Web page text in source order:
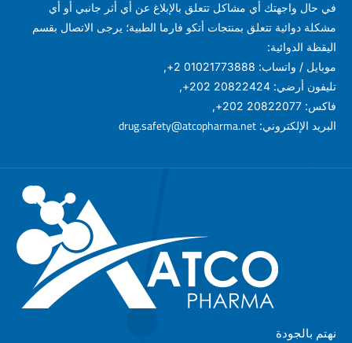
في حال واجهتك أي مشاكل تتعلق بالإبلاغ عن أي أثر جانبي أو أي
مشكلة دوائية تتعلق بمنتجات أتكو فارما الطبية؛ يرجى الاتصال بقسم
اليقظة الدوائية:
موبايل / واتساب: 01021773888 2+,
تليفون أرضي: 20822424 202+,
فاكس: 20822077 202+,
البريد الإلكتروني: drug.safety@atcopharma.net
نهتم بالجودة